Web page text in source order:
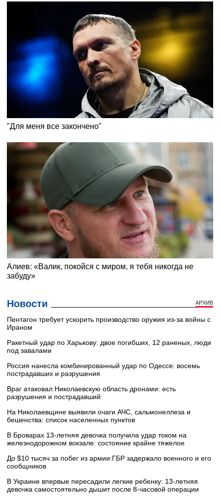
Новости АРХИВ
Пентагон требует ускорить производство оружия из-за войны с
Ираном
Ракетный удар по Харькову: двое погибших, 12 раненых, люди
под завалами
Россия нанесла комбинированный удар по Одессе: восемь
пострадавших и разрушения
Враг атаковал Николаевскую область дронами: есть
разрушения и пострадавший
На Николаевщине выявили очаги АЧС, сальмонеллеза и
бешенства: список населенных пунктов
В Броварах 13-летняя девочка получила удар током на
железнодорожном вокзале: состояние крайне тяжелое
До $10 тысяч за побег из армии:ГБР задержало военного и его
сообщников
В Украине впервые пересадили легкие ребенку: 13-летняя
девочка самостоятельно дышит после 8-часовой операции